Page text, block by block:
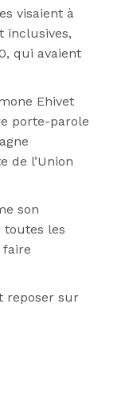
visaient à
inclusives,
qui avaient
Ehivet
porte-parole
de l’Union
son
toutes les
faire
reposer sur